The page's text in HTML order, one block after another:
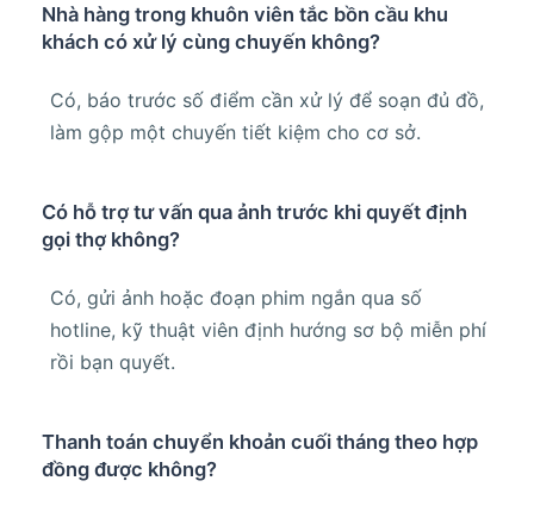
Nhà hàng trong khuôn viên tắc bồn cầu khu
khách có xử lý cùng chuyến không?
Có, báo trước số điểm cần xử lý để soạn đủ đồ,
làm gộp một chuyến tiết kiệm cho cơ sở.
Có hỗ trợ tư vấn qua ảnh trước khi quyết định
gọi thợ không?
Có, gửi ảnh hoặc đoạn phim ngắn qua số
hotline, kỹ thuật viên định hướng sơ bộ miễn phí
rồi bạn quyết.
Thanh toán chuyển khoản cuối tháng theo hợp
đồng được không?